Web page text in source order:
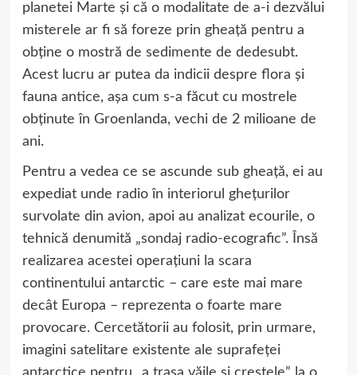
planetei Marte și că o modalitate de a-i dezvălui
misterele ar fi să foreze prin gheață pentru a
obține o mostră de sedimente de dedesubt.
Acest lucru ar putea da indicii despre flora și
fauna antice, așa cum s-a făcut cu mostrele
obținute în Groenlanda, vechi de 2 milioane de
ani.
Pentru a vedea ce se ascunde sub gheaţă, ei au
expediat unde radio în interiorul gheţurilor
survolate din avion, apoi au analizat ecourile, o
tehnică denumită „sondaj radio-ecografic”. Însă
realizarea acestei operaţiuni la scara
continentului antarctic – care este mai mare
decât Europa – reprezenta o foarte mare
provocare. Cercetătorii au folosit, prin urmare,
imagini satelitare existente ale suprafeţei